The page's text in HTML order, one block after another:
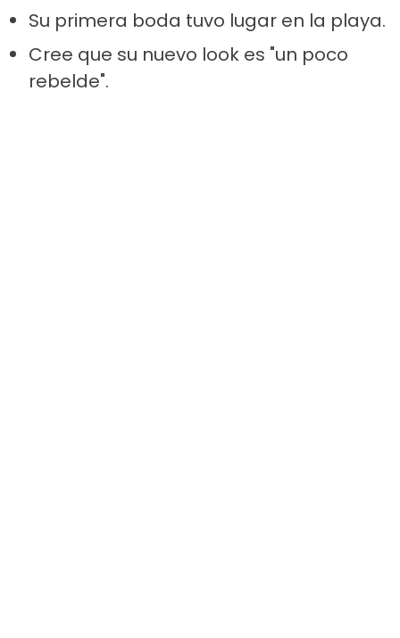
Su primera boda tuvo lugar en la playa.
Cree que su nuevo look es "un poco
rebelde".